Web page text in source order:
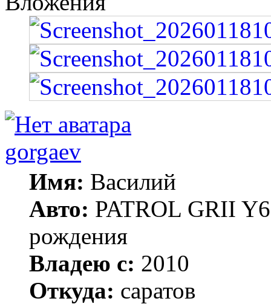
gorgaev
Имя: Василий
Авто: PATROL GRII
рождения
Владею с: 2010
Откуда: саратов